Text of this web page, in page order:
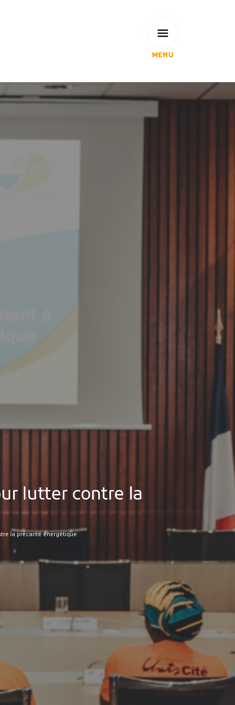
MENU
Espace Habitant
lutter contre la
la précarité énergétique